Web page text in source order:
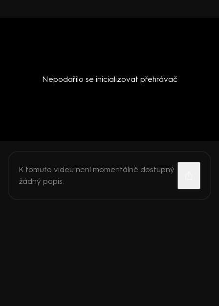
Nepodařilo se inicializovat přehrávač
K tomuto videu není momentálně dostupný
žádný popis.